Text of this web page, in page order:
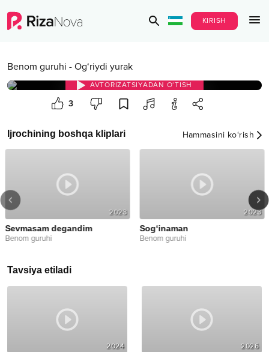
KIRISH
Benom guruhi - Og‘riydi yurak
AVTORIZATSIYADAN O‘TISH
3
Ijrochining boshqa kliplari Hammasini ko‘rish
2023
Sevmasam degandim
Benom guruhi
2023
Sog‘inaman
Benom guruhi
Tavsiya etiladi
2024 2026